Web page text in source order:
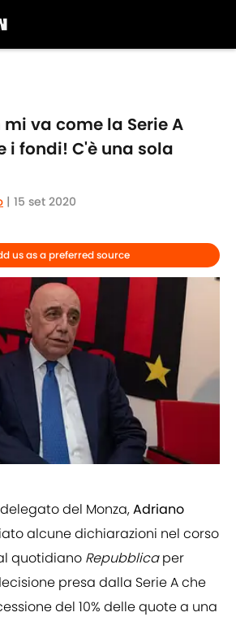
va come la Serie A
i fondi! C'è una sola
| 15 set 2020
us as a preferred source
del Monza,Adriano
alcune dichiarazioni nel corso
quotidiano Repubblicaper
presa dalla Serie A che
del 10% delle quote a una